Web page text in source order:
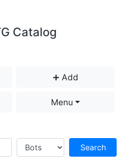
Catalog
➕ Add
Menu
Search